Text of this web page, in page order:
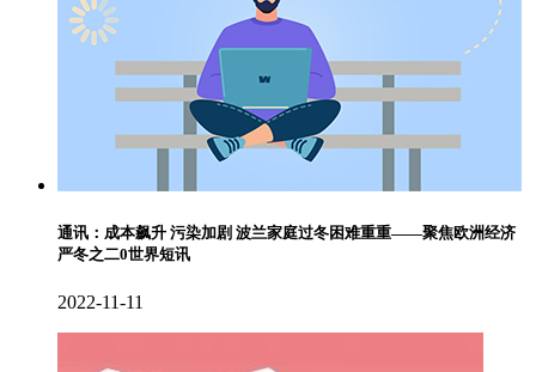
通讯：成本飙升 污染加剧 波兰家庭过冬困难重重——聚焦欧洲经济
严冬之二0世界短讯
2022-11-11